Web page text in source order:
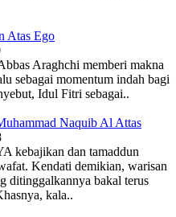
Atas Ego
Araghchi memberi makna
sebagai momentum indah bagi
Idul Fitri sebagai..
Naquib Al Attas
kebajikan dan tamaddun
Kendati demikian, warisan
ditinggalkannya bakal terus
kala..